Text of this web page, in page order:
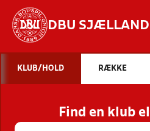
DBU SJÆLLAND
STILLINGER,
KLUB/HOLD RÆKKE
Find en klub